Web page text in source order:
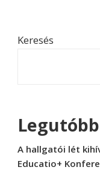
Keresés
A hallgatói lét
Educatio+